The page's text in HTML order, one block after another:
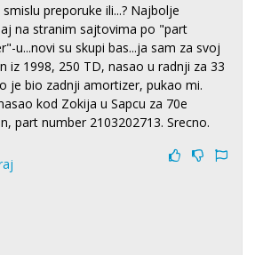
preporuke ili...? Najbolje
na stranim sajtovima po "part
u...novi su skupi bas...ja sam za svoj
iz 1998, 250 TD, nasao u radnji za 33
je bio zadnji amortizer, pukao mi.
kod Zokija u Sapcu za 70e
part number 2103202713. Srecno.